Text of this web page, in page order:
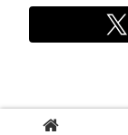
問合せ